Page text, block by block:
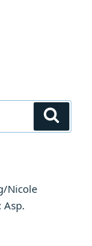
Nicole
Asp.